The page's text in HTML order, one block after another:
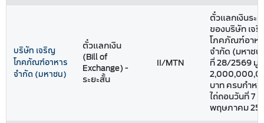
บริษัท เจริญ
โภคภัณฑ์อาหาร
จำกัด (มหาชน)
ตั๋วแลกเงิน
(Bill of
Exchange) -
ระยะสั้น
II/MTN
ตั๋วแลกเงินระ
ของบริษัท เจ
โภคภัณฑ์อาห
จำกัด (มหาชน
ที่ 28/2569 มู
บาท ครบกำห
ไถ่ถอนวันที่ 7
พฤษภาคม